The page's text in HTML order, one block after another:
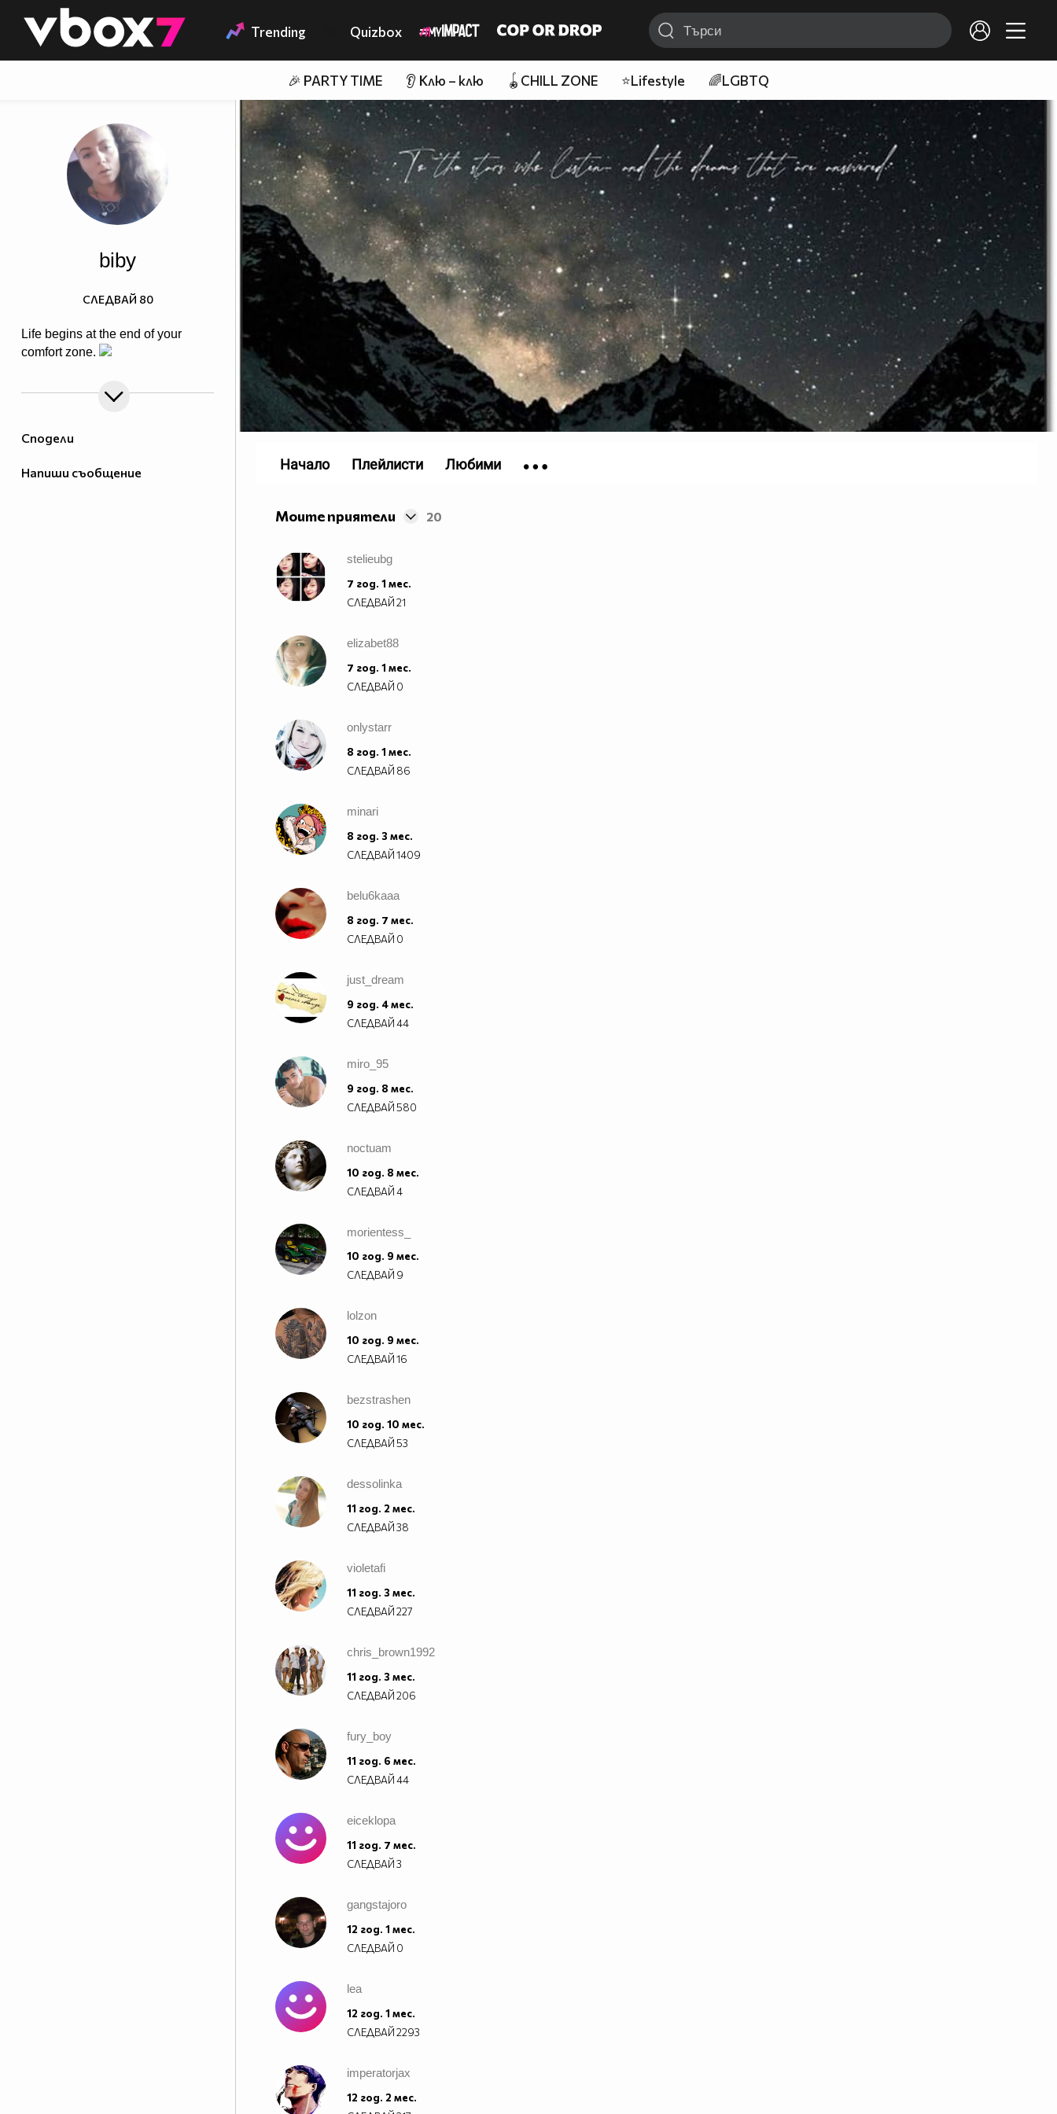
👾 Trending Quizbox
🎉 PARTY TIME 👂 Клю – клю 🪀CHILL ZONE ⭐Lifestyle 🌈LGBTQ
Сподели
Напиши съобщение
biby
Life begins at the end of your
comfort zone.
СЛЕДВАЙ 80
Моите приятели 20
stelieubg
7 год. 1 мес.
СЛЕДВАЙ21
elizabet88
7 год. 1 мес.
СЛЕДВАЙ 0
onlystarr
8 год. 1 мес.
СЛЕДВАЙ 86
minari
8 год. 3 мес.
СЛЕДВАЙ1409
belu6kaaa
8 год. 7 мес.
СЛЕДВАЙ 0
just_dream
9 год. 4 мес.
СЛЕДВАЙ44
miro_95
9 год. 8 мес.
СЛЕДВАЙ580
noctuam
10 год. 8 мес.
СЛЕДВАЙ4
morientess_
10 год. 9 мес.
СЛЕДВАЙ 9
lolzon
10 год. 9 мес.
СЛЕДВАЙ16
bezstrashen
10 год. 10 мес.
СЛЕДВАЙ53
dessolinka
11 год. 2 мес.
СЛЕДВАЙ38
violetafi
11 год. 3 мес.
СЛЕДВАЙ227
chris_brown1992
11 год. 3 мес.
СЛЕДВАЙ206
fury_boy
11 год. 6 мес.
СЛЕДВАЙ44
eiceklopa
11 год. 7 мес.
СЛЕДВАЙ3
gangstajoro
12 год. 1 мес.
СЛЕДВАЙ 0
lea
12 год. 1 мес.
СЛЕДВАЙ2293
imperatorjax
12 год. 2 мес.
Начало Плейлисти Любими